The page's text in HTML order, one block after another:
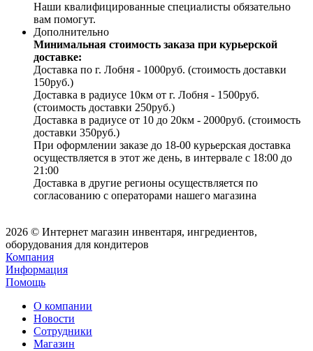
Наши квалифицированные специалисты обязательно
вам помогут.
Дополнительно
Минимальная стоимость заказа при курьерской
доставке:
Доставка по г. Лобня - 1000руб. (стоимость доставки
150руб.)
Доставка в радиусе 10км от г. Лобня - 1500руб.
(стоимость доставки 250руб.)
Доставка в радиусе от 10 до 20км - 2000руб. (стоимость
доставки 350руб.)
При оформлении заказе до 18-00 курьерская доставка
осуществляется в этот же день, в интервале с 18:00 до
21:00
Доставка в другие регионы осуществляется по
согласованию с операторами нашего магазина
2026 © Интернет магазин инвентаря, ингредиентов,
оборудования для кондитеров
Компания
Информация
Помощь
О компании
Новости
Сотрудники
Магазин